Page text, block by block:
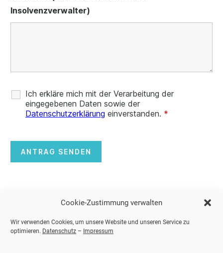
Cookie-Zustimmung verwalten
Wir verwenden Cookies, um unsere Website und unseren Service zu
optimieren. Datenschutz – Impressum
Insolvenzverwalter)
Ich erkläre mich mit der Verarbeitung der
eingegebenen Daten sowie der
Datenschutzerklärung einverstanden. *